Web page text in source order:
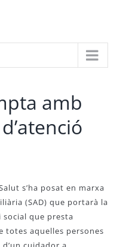
amb
s’ha posat en marxa
(SAD) que portarà la
que presta
totes aquelles persones